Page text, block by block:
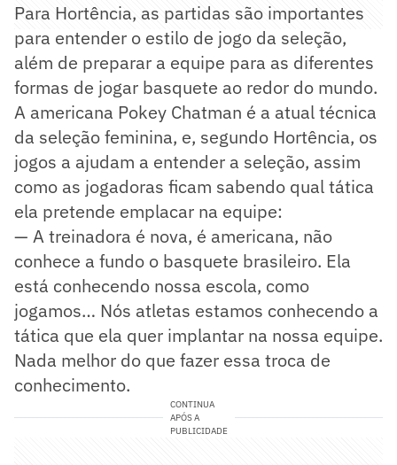
Para Hortência, as partidas são importantes
para entender o estilo de jogo da seleção,
além de preparar a equipe para as diferentes
formas de jogar basquete ao redor do mundo.
A americana Pokey Chatman é a atual técnica
da seleção feminina, e, segundo Hortência, os
jogos a ajudam a entender a seleção, assim
como as jogadoras ficam sabendo qual tática
ela pretende emplacar na equipe:
— A treinadora é nova, é americana, não
conhece a fundo o basquete brasileiro. Ela
está conhecendo nossa escola, como
jogamos… Nós atletas estamos conhecendo a
tática que ela quer implantar na nossa equipe.
Nada melhor do que fazer essa troca de
conhecimento.
CONTINUA
APÓS A
PUBLICIDADE